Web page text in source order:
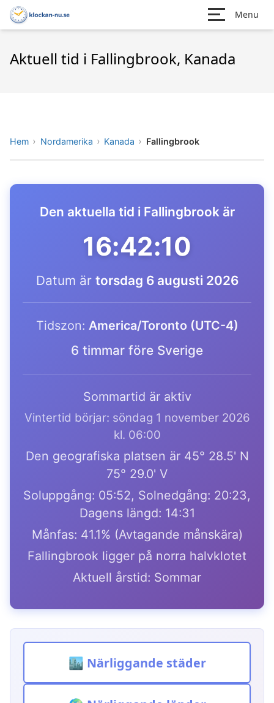
Menu
Aktuell tid i Fallingbrook, Kanada
Hem Nordamerika Kanada Fallingbrook
Den aktuella tid i Fallingbrook är
16:42:10
Datum är torsdag 6 augusti 2026
Tidszon: America/Toronto (UTC-4)
6 timmar före Sverige
Sommartid är aktiv
Vintertid börjar: söndag 1 november 2026
kl. 06:00
Den geografiska platsen är 45° 28.5' N
75° 29.0' V
Soluppgång: 05:52, Solnedgång: 20:23,
Dagens längd: 14:31
Månfas: 41.1% (Avtagande månskära)
Fallingbrook ligger på norra halvklotet
Aktuell årstid: Sommar
🏙️ Närliggande städer